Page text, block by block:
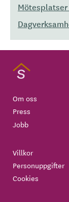
Om oss
Press
Jobb
Villkor
Personuppgifter
Cookies